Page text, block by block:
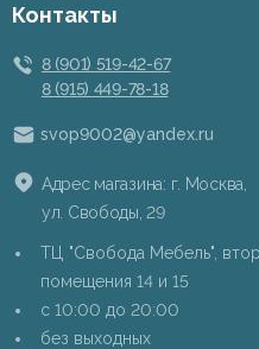
Контакты
8 (901) 519-42-67
8 (915) 449-78-18
svop9002@yandex.ru
Адрес магазина: г. Москва,
ул. Свободы, 29
ТЦ "Свобода Мебель",
помещения 14 и 15
c 10:00 до 20:00
без выходных